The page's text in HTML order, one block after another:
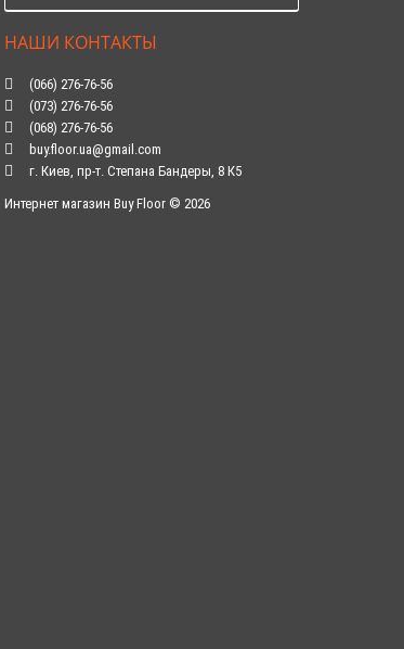
НАШИ КОНТАКТЫ
(066) 276-76-56
(073) 276-76-56
(068) 276-76-56
buy.floor.ua@gmail.com
г. Киев, пр-т. Степана Бандеры, 8 К5
Интернет магазин Buy Floor © 2026